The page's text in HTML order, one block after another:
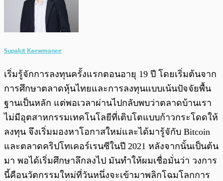
Supakit Kaewmanee
เริ่มรู้จักการลงทุนครั้งแรกตอนอายุ 19 ปี โดยเริ่มต้นจาก
การศึกษาตลาดหุ้นไทยและการลงทุนแบบเน้นปัจจัยพื้น
ฐานเป็นหลัก แต่พอเวลาผ่านไปกลับพบว่าตลาดบ้านเรา
ไม่มีอุตสาหกรรมเทคโนโลยีที่เติบโตแบบก้าวกระโดดให้
ลงทุน จึงเริ่มมองหาโอกาสใหม่และได้มารู้จักับ Bitcoin
และตลาดคริปโทเคอร์เรนซีในปี 2021 หลังจากนั้นเป็นต้น
มา พอได้เริ่มศึกษาลึกลงไป มันทำให้ผมเชื่อมั่นว่า วงการ
นี้คือนวัตกรรมใหม่ที่วันหนึ่งจะเข้ามาพลิกโฉมโลกการ